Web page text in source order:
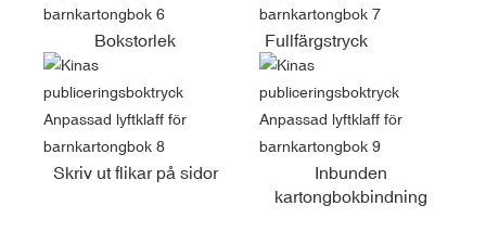
Bokstorlek Fullfärgstryck
Skriv ut flikar på sidor
Inbunden
kartongbokbindning